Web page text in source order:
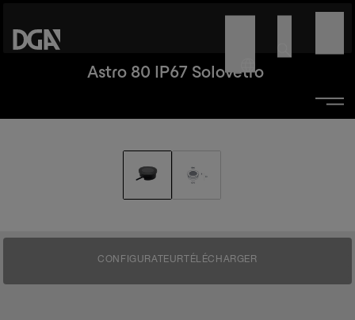
Astro 80 IP67 Solovetro
CONFIGURATEURTÉLÉCHARGER